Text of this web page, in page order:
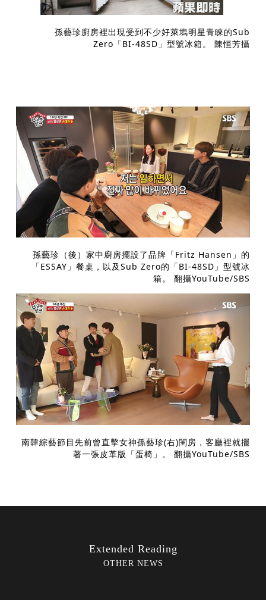
孫藝珍廚房裡出現受到不少好萊塢明星青睞的Sub
Zero「BI-48SD」型號冰箱。 陳恒芳攝
孫藝珍（後）家中廚房擺設了品牌「Fritz Hansen」的
「ESSAY」餐桌，以及Sub Zero的「BI-48SD」型號冰
箱。 翻攝YouTube/SBS
南韓綜藝節目先前曾直擊女神孫藝珍(右)閨房，客廳裡就擺
著一張皮革版「蛋椅」。 翻攝YouTube/SBS
Extended Reading
OTHER NEWS